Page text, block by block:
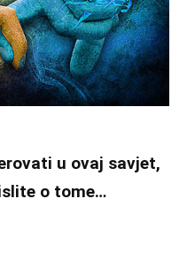
u ovaj savjet,
o tome…